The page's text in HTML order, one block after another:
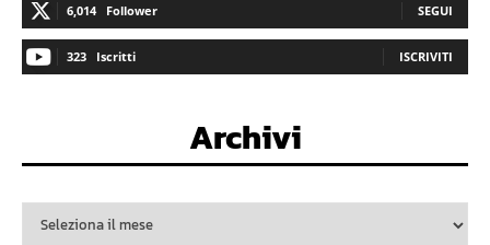
6,014 Follower SEGUI
323 Iscritti ISCRIVITI
Archivi